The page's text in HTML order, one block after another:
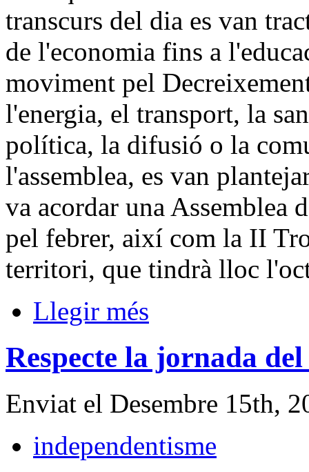
transcurs del dia es van
de l'economia fins a
moviment pel
l'energia, el transport, la
política, la difusió o la
l'assemblea, es van
va acordar una Assemblea
pel febrer, així com la II
territori, que tindrà lloc
Llegir més
Respecte la jornada del
Enviat el Desembre 15th,
independentisme